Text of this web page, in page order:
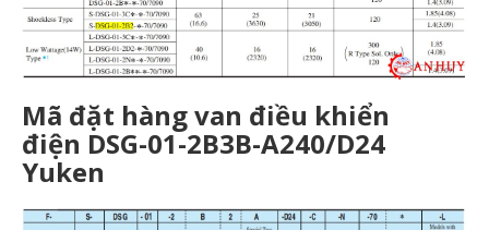
Mã đặt hàng van điều khiển
điện DSG-01-2B3B-A240/D24
Yuken